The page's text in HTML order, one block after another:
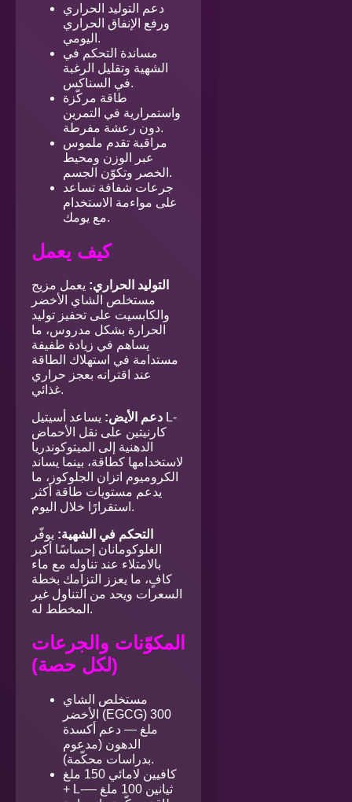
دعم التوليد الحراري
ورفع الإنفاق الحراري
اليومي.
مساندة التحكم في
الشهية وتقليل الرغبة
في السناكس.
طاقة مركّزة
واستمرارية في التمرين
دون رعشة مفرطة.
مراقبة تقدم ملموس
عبر الوزن ومحيط
الخصر وتكوّن الجسم.
جرعات شفافة تساعد
على مواءمة الاستخدام
مع يومك.
كيف يعمل
التوليد الحراري: يعمل مزيج
مستخلص الشاي الأخضر
والكابسيت على تحفيز توليد
الحرارة بشكل مدروس، ما
يساهم في زيادة طفيفة
مستدامة في استهلاك الطاقة
عند اقترانه بعجز حراري
غذائي.
دعم الأيض: يساعد أسيتيل L-
كارنيتين على نقل الأحماض
الدهنية إلى الميتوكوندريا
لاستخدامها كطاقة، بينما يساند
الكروميوم اتزان الجلوكوز، ما
يدعم مستويات طاقة أكثر
استقرارًا خلال اليوم.
التحكم في الشهية: يوفّر
الغلوكومانان إحساسًا أكبر
بالامتلاء عند تناوله مع ماء
كافٍ، ما يعزز التزامك بخطة
السعرات ويحد من التناول غير
المخطط له.
المكوّنات والجرعات
(لكل حصة)
مستخلص الشاي
الأخضر (EGCG) 300
ملغ — دعم أكسدة
الدهون (مدعوم
بدراسات محكّمة).
كافيين لامائي 150 ملغ
+ L-ثيانين 100 ملغ —